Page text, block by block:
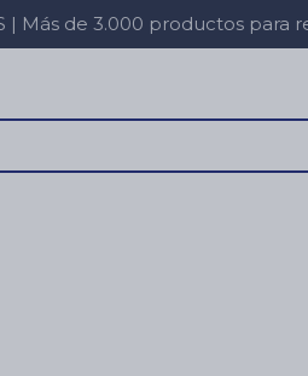
| Más de 3.000 productos